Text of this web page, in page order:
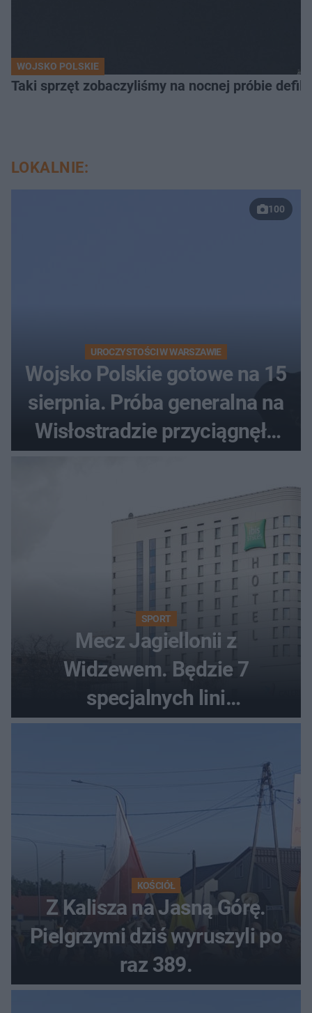
WOJSKO POLSKIE
Taki sprzęt zobaczyliśmy na nocnej próbie
LOKALNIE:
100
UROCZYSTOŚCI W WARSZAWIE
Wojsko Polskie gotowe na 15
sierpnia. Próba generalna na
Wisłostradzie przyciągnęła
tłumy
SPORT
Mecz Jagiellonii z
Widzewem. Będzie 7
specjalnych lini
autobusowych
KOŚCIÓŁ
Z Kalisza na Jasną Górę.
Pielgrzymi dziś wyruszyli po
raz 389.